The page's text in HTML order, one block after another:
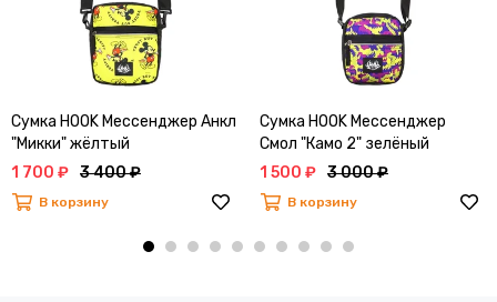
Сумка HOOK Мессенджер Анкл
"Микки" жёлтый
1 700 ₽ 3 400 ₽
В корзину
Сумка HOOK Мессенджер
Смол "Камо 2" зелёный
1 500 ₽ 3 000 ₽
В корзину